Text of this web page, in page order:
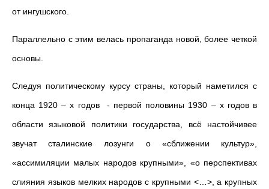
от ингушского.
Параллельно с этим велась пропаганда новой, более четкой
основы.
Следуя политическому курсу страны, который наметился с
конца 1920 – х годов - первой половины 1930 – х годов в
области языковой политики государства, всё настойчивее
звучат сталинские лозунги о «сближении культур»,
«ассимиляции малых народов крупными», «о перспективах
слияния языков мелких народов с крупными <…>, а крупных